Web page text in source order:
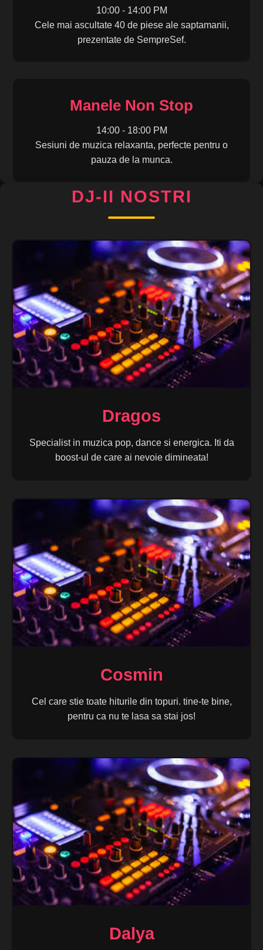
10:00 - 14:00 PM
Cele mai ascultate 40 de piese ale saptamanii,
prezentate de SempreSef.
Manele Non Stop
14:00 - 18:00 PM
Sesiuni de muzica relaxanta, perfecte pentru o
pauza de la munca.
DJ-II NOSTRI
Dragos
Specialist in muzica pop, dance si energica. Iti da
boost-ul de care ai nevoie dimineata!
Cosmin
Cel care stie toate hiturile din topuri. tine-te bine,
pentru ca nu te lasa sa stai jos!
Dalya